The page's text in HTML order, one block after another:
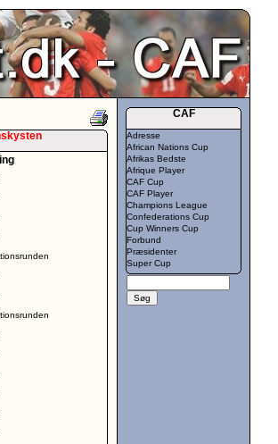
CAF
Adresse
African Nations Cup
Afrikas Bedste
Afrique Player
CAF Cup
CAF Player
Champions League
Confederations Cup
Cup Winners Cup
Forbund
Præsidenter
Super Cup